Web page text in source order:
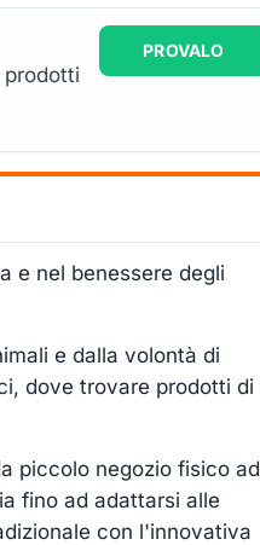
prodotti
PROVALO
e nel benessere degli
e dalla volontà di
dove trovare prodotti di
piccolo negozio fisico ad
fino ad adattarsi alle
con l'innovativa